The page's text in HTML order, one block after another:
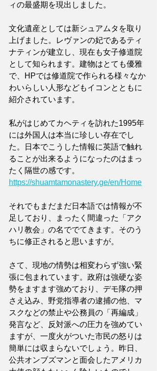
ィの最盛期を現出しました。
文化遺産としては新シュアムタを取り
上げました。レヴァンの妃であるティ
ナティンが建立し、現在も女子修道院
として知られます。建物はとても優雅
で、HPでは修道院で作られる様々なか
わいらしい人形などもイコンとともに
紹介されています。
私がはじめてカヘティを訪れた1995年
には外国人は本当に珍しい存在でし
た。日本でこうした情報に英語で触れ
ることが出来るようになったのはまっ
たく隔世の感です。
https://shuamtamonastery.ge/en/Home
それでもまだまだ日本語では情報が不
足しており、まったく間違った「アク
ハリ教会」の名ででてきます。そのう
ちに修正されると思いますが。
さて、現地の情勢は相変わらず強い緊
張に包まれています。政府は強硬な姿
勢をますます強めており、デモ隊の押
さえ込み、野党指導者の逮捕の他、マ
スクなどの禁止や公務員の「再編成」
発言など、反対派への圧力を強めてい
ますが、一度火がついた市民の怒りは
簡単には収まらないでしょう。昨日、
公共オンブズマンと面会したアメリカ